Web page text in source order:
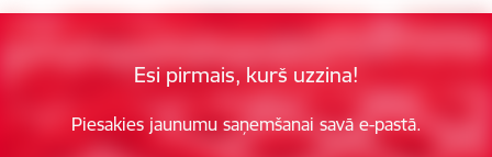
Esi pirmais, kurš uzzina!
Piesakies jaunumu saņemšanai savā e-pastā.